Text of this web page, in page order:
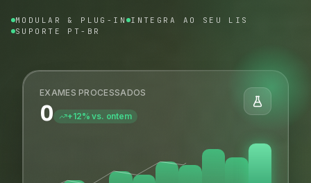
MODULAR & PLUG-IN INTEGRA AO SEU LIS
SUPORTE PT-BR
EXAMES PROCESSADOS
0 +12% vs. ontem